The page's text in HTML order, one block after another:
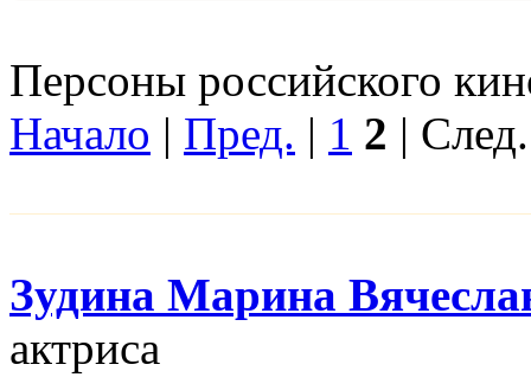
Персоны российского
Начало | Пред. | 1 2 |
Зудина Марина
актриса